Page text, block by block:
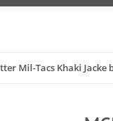
Mil-Tacs Khaki Jacke